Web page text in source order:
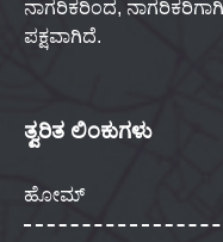
ನಾಗರಿಕರಿಂದ,
ಪಕ್ಷವಾಗಿದೆ.
ತ್ವರಿತ ಲಿಂಕುಗಳು
ಹೋಮ್